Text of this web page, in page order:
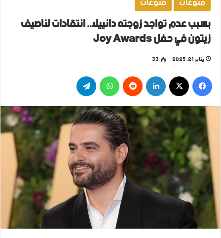
بسبب عدم تواجد زوجته دانييلا.. انتقادات لناصيف
زيتون في حفل Joy Awards
يناير 21, 2025 33
فيسبوك‫X لينكدإن واتساب